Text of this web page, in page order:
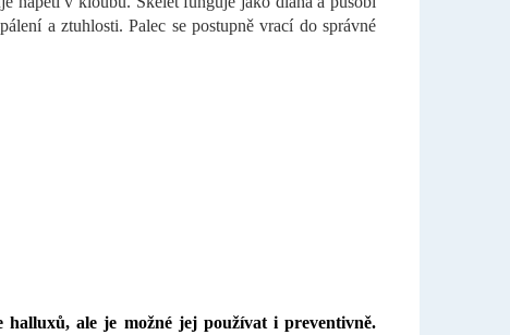
a ztuhlosti. Palec se postupně vrací do správné
ale je možné jej používat i preventivně.